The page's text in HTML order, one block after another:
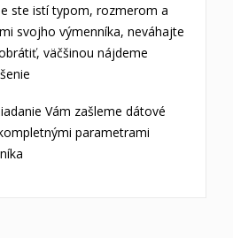
ste istí typom, rozmerom a
svojho výmenníka, neváhajte
väčšinou nájdeme
Vám zašleme dátové
parametrami